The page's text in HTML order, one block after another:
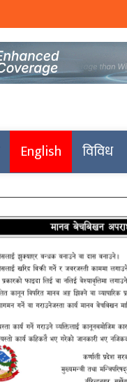
English विविध